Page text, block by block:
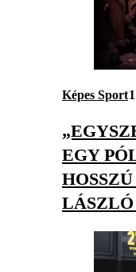
Képes Sport
EGY